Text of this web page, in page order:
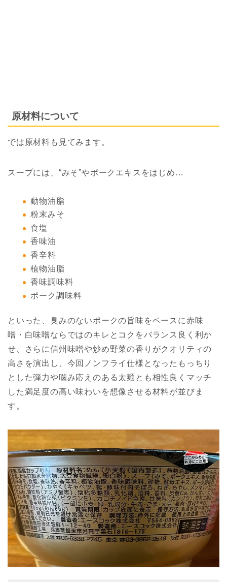
原材料について
では原材料も見てみます。
スープには、“みそ”やポークエキスをはじめ…
動物油脂
粉末みそ
食塩
香味油
香辛料
植物油脂
香味調味料
ポーク調味料
といった、臭みのないポークの旨味をベースに赤味
噌・白味噌ならではのキレとコクをバランス良く利か
せ、さらに信州味噌や炒め野菜の香りがクオリティの
高さを演出し、今回ノンフライ仕様となったもっちり
とした弾力や噛み応えのある太麺とも相性良くマッチ
した満足度の高い味わいを想像させる材料が並びま
す。